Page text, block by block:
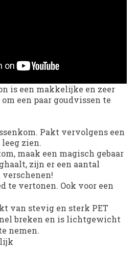
is een makkelijke en zeer
een paar goudvissen te
Pakt vervolgens een
zien.
maak een magisch gebaar
zijn er een aantal
te vertonen. Ook voor een
van stevig en sterk PET
breken en is lichtgewicht
nemen.